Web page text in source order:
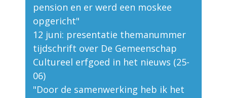
pension en er werd een moskee
opgericht"
12 juni: presentatie themanummer
tijdschrift over De Gemeenschap
Cultureel erfgoed in het nieuws (25-
06)
"Door de samenwerking heb ik het